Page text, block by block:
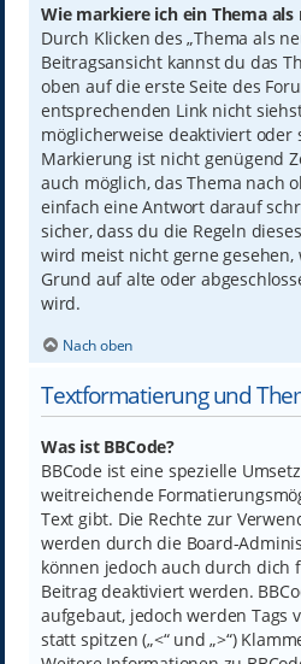
Wie markiere ich ein Thema als
Durch Klicken des „Thema als
Beitragsansicht kannst du das
oben auf die erste Seite des
entsprechenden Link nicht
möglicherweise deaktiviert oder
Markierung ist nicht genügend
auch möglich, das Thema nach
einfach eine Antwort darauf
sicher, dass du die Regeln
wird meist nicht gerne
Grund auf alte oder
wird.
Nach oben
Textformatierung und
Was ist BBCode?
BBCode ist eine spezielle
weitreichende
Text gibt. Die Rechte zur
werden durch die Board-
können jedoch auch durch dich
Beitrag deaktiviert werden.
aufgebaut, jedoch werden Tags
statt spitzen („<“ und „>“)